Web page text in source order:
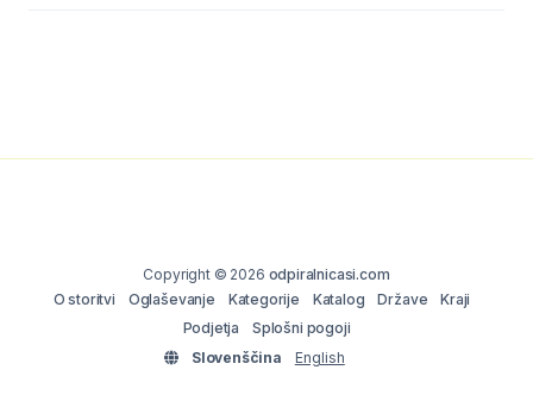
Copyright © 2026 odpiralnicasi.com
O storitvi
Oglaševanje Kategorije Katalog Države
Kraji
Podjetja
Splošni pogoji
Slovenščina
English